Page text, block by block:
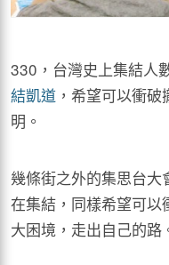
330，台灣史上集結人
結凱道 ，希望可以衝
明。
幾條街之外的集思台
在集結，同樣希望可以
大困境，走出自己的路